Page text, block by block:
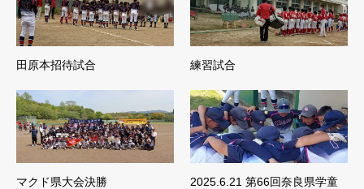
田原本招待試合 練習試合
マクド県大会決勝
2025.6.21 第66回奈良県学童